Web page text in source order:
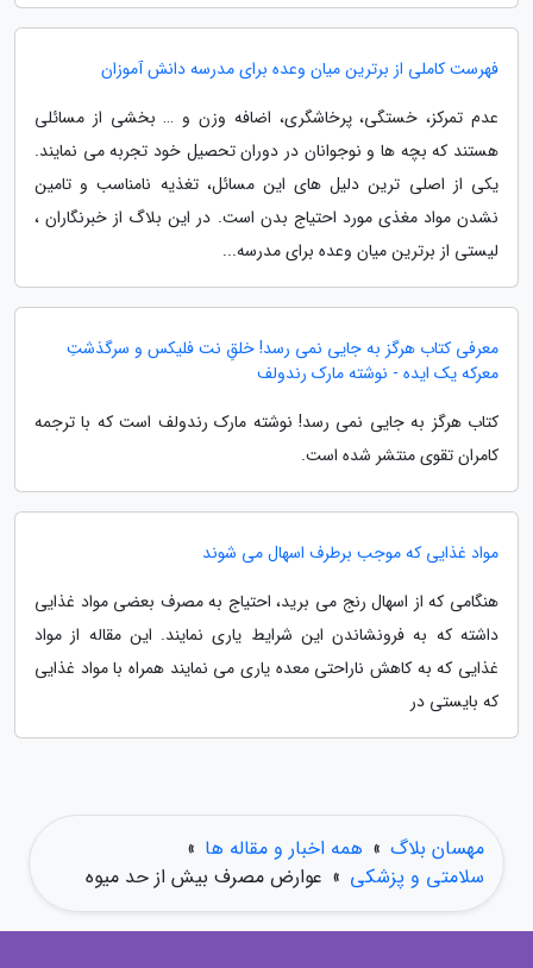
فهرست کاملی از برترین میان وعده برای مدرسه دانش آموزان
عدم تمرکز، خستگی، پرخاشگری، اضافه وزن و … بخشی از مسائلی
هستند که بچه ها و نوجوانان در دوران تحصیل خود تجربه می نمایند.
یکی از اصلی ترین دلیل های این مسائل، تغذیه نامناسب و تامین
نشدن مواد مغذی مورد احتیاج بدن است. در این بلاگ از خبرنگاران ،
لیستی از برترین میان وعده برای مدرسه...
معرفی کتاب هرگز به جایی نمی رسد! خلقِ نت فلیکس و سرگذشتِ
معرکه یک ایده - نوشته مارک رندولف
کتاب هرگز به جایی نمی رسد! نوشته مارک رندولف است که با ترجمه
کامران تقوی منتشر شده است.
مواد غذایی که موجب برطرف اسهال می شوند
هنگامی که از اسهال رنج می برید، احتیاج به مصرف بعضی مواد غذایی
داشته که به فرونشاندن این شرایط یاری نمایند. این مقاله از مواد
غذایی که به کاهش ناراحتی معده یاری می نمایند همراه با مواد غذایی
که بایستی در
مهسان بلاگ » همه اخبار و مقاله ها »
سلامتی و پزشکی » عوارض مصرف بیش از حد میوه